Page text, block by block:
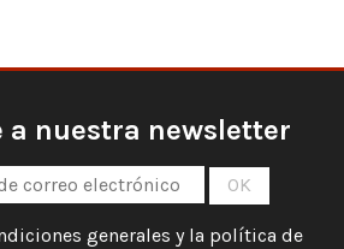
a nuestra newsletter
generales y la política de